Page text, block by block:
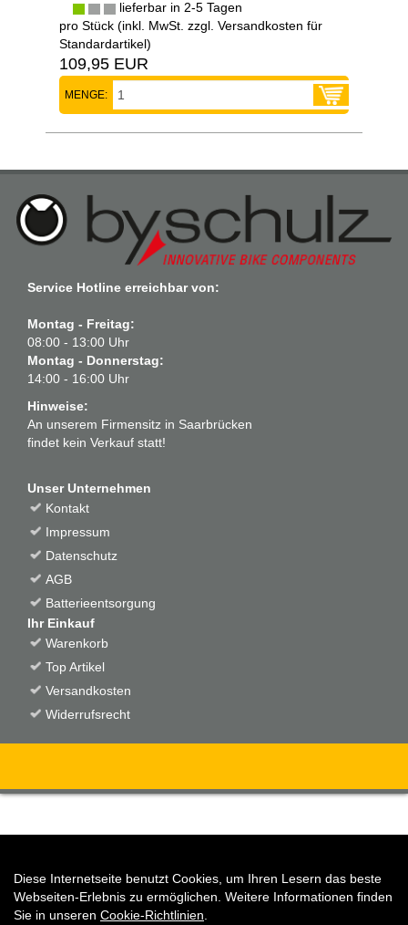
lieferbar in 2-5 Tagen
pro Stück (inkl. MwSt. zzgl. Versandkosten für
Standardartikel)
109,95 EUR
MENGE:
Service Hotline erreichbar von:
Montag - Freitag:
08:00 - 13:00 Uhr
Montag - Donnerstag:
14:00 - 16:00 Uhr
Hinweise:
An unserem Firmensitz in Saarbrücken
findet kein Verkauf statt!
Unser Unternehmen
Kontakt
Impressum
Datenschutz
AGB
Batterieentsorgung
Ihr Einkauf
Warenkorb
Top Artikel
Versandkosten
Widerrufsrecht
Diese Internetseite benutzt Cookies, um Ihren Lesern das beste
Webseiten-Erlebnis zu ermöglichen. Weitere Informationen finden
Sie in unseren Cookie-Richtlinien
Auftrag widerrufen